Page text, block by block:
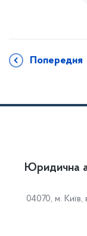
Попередня
Юридична
04070, м.